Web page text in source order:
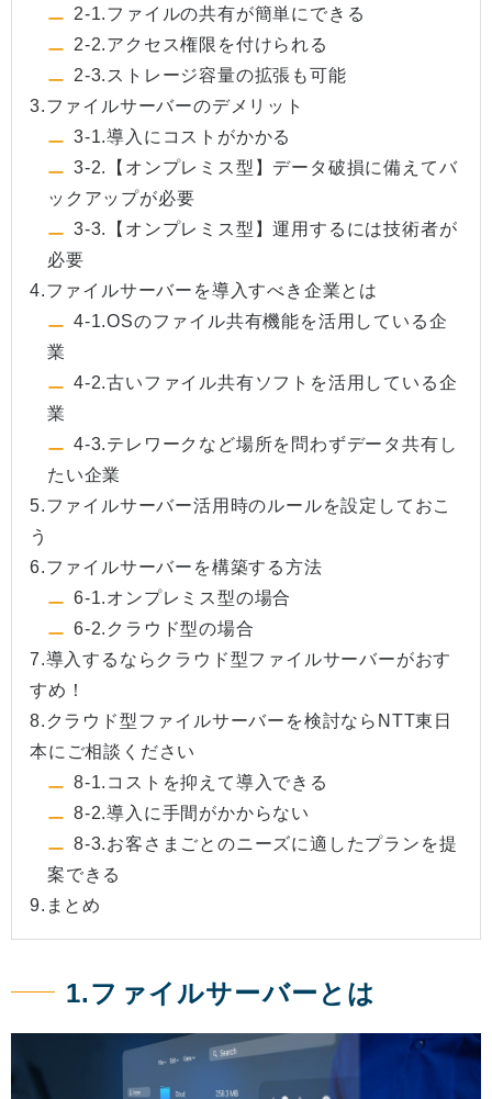
2-1.ファイルの共有が簡単にできる
2-2.アクセス権限を付けられる
2-3.ストレージ容量の拡張も可能
3.ファイルサーバーのデメリット
3-1.導入にコストがかかる
3-2.【オンプレミス型】データ破損に備えてバ
ックアップが必要
3-3.【オンプレミス型】運用するには技術者が
必要
4.ファイルサーバーを導入すべき企業とは
4-1.OSのファイル共有機能を活用している企
業
4-2.古いファイル共有ソフトを活用している企
業
4-3.テレワークなど場所を問わずデータ共有し
たい企業
5.ファイルサーバー活用時のルールを設定しておこ
う
6.ファイルサーバーを構築する方法
6-1.オンプレミス型の場合
6-2.クラウド型の場合
7.導入するならクラウド型ファイルサーバーがおす
すめ！
8.クラウド型ファイルサーバーを検討ならNTT東日
本にご相談ください
8-1.コストを抑えて導入できる
8-2.導入に手間がかからない
8-3.お客さまごとのニーズに適したプランを提
案できる
9.まとめ
1.ファイルサーバーとは